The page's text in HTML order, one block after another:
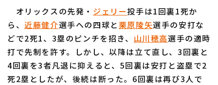
千葉ロッテマリーンズ
オリックス・バファローズ
福岡ソフトバンクホークス
設定
オリックスの先発・ ジェリー投手は1回裏1死か
ら、近藤健介選手への四球と栗原陵矢選手の安打な
どで2死1、3塁のピンチを招き、 山川穂高選手の適時
打で先制を許す。しかし、以降は立て直し、3回裏と
4回裏を3者凡退に抑えると、5回裏は安打と盗塁で2
死2塁としたが、後続は断った。6回裏は再び3人で